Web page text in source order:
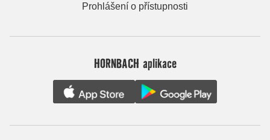
Prohlášení o přístupnosti
HORNBACH aplikace